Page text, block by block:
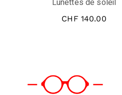
CHF 140.00